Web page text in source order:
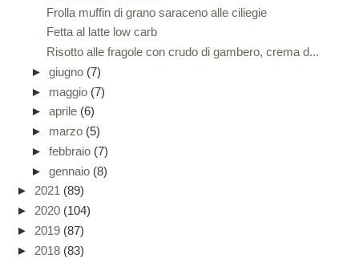
Frolla muffin di grano saraceno alle ciliegie
Fetta al latte low carb
Risotto alle fragole con crudo di gambero, crema d...
► giugno (7)
► maggio (7)
► aprile (6)
► marzo (5)
► febbraio (7)
► gennaio (8)
► 2021 (89)
► 2020 (104)
► 2019 (87)
► 2018 (83)